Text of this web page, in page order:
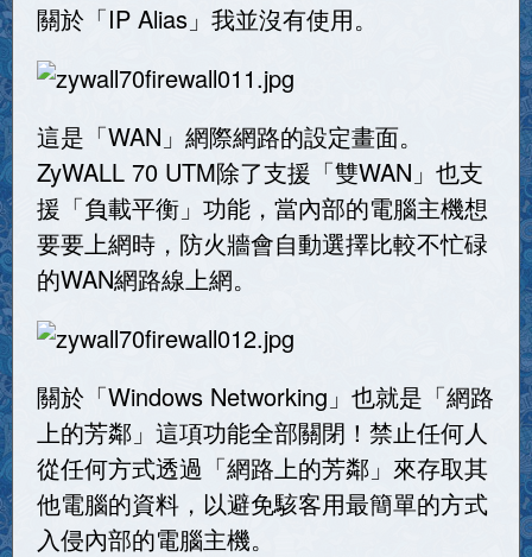
關於「IP Alias」我並沒有使用。
這是「WAN」網際網路的設定畫面。
ZyWALL 70 UTM除了支援「雙WAN」也支
援「負載平衡」功能，當內部的電腦主機想
要要上網時，防火牆會自動選擇比較不忙碌
的WAN網路線上網。
關於「Windows Networking」也就是「網路
上的芳鄰」這項功能全部關閉！禁止任何人
從任何方式透過「網路上的芳鄰」來存取其
他電腦的資料，以避免駭客用最簡單的方式
入侵內部的電腦主機。